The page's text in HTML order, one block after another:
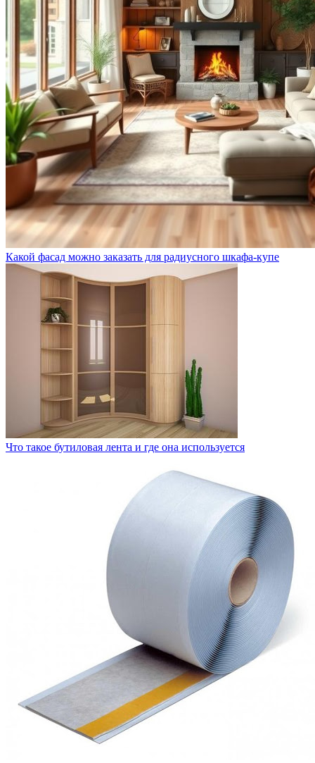
Какой фасад можно заказать для радиусного шкафа-купе
Что такое бутиловая лента и где она используется